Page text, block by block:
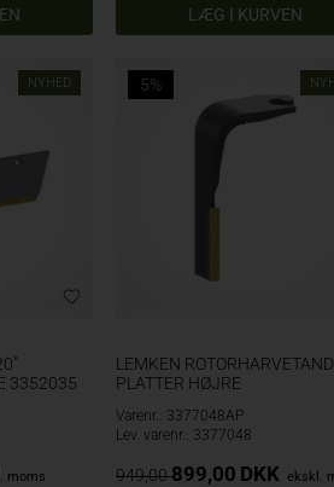
NYHED
3352035
moms
5%
LEMKEN
PLATTER HØJRE
Varenr.: 3377048AP
Lev. varenr.: 3377048
949,00 899,00 DKK ekskl.